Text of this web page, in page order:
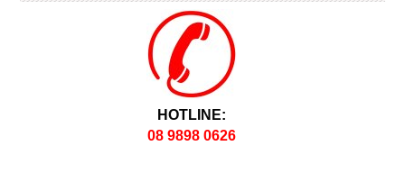
HOTLINE:
08 9898 0626